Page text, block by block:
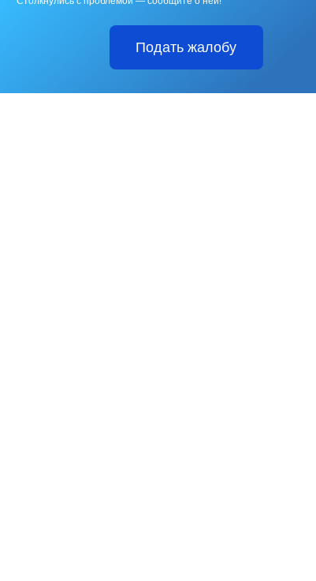
Подать жалобу